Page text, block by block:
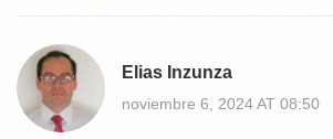
Elias Inzunza
noviembre 6, 2024 AT 08:50